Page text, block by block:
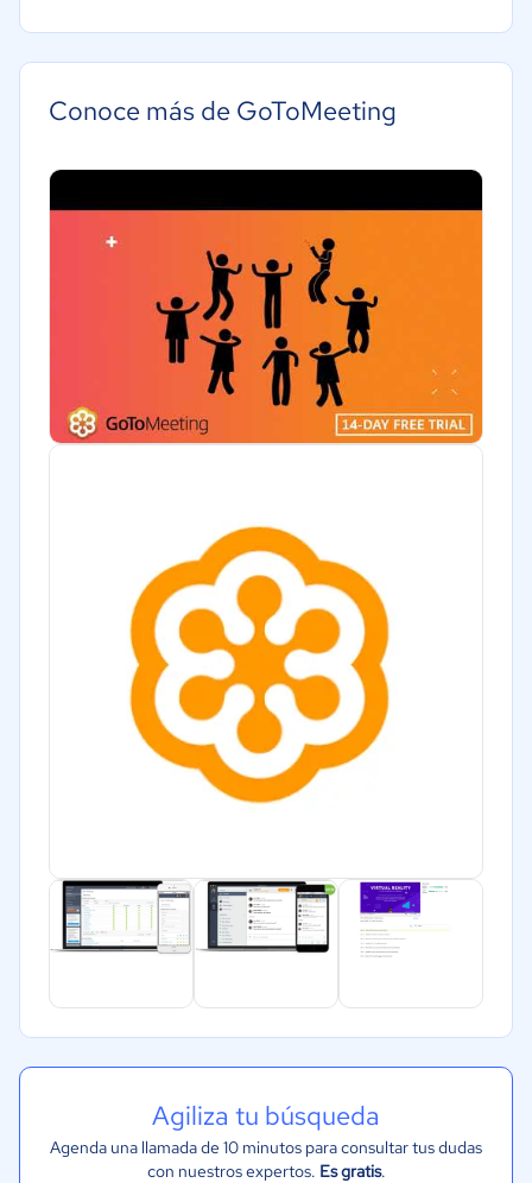
Conoce más de GoToMeeting
Agiliza tu búsqueda
Agenda una llamada de 10 minutos para consultar tus dudas
con nuestros expertos. Es gratis.